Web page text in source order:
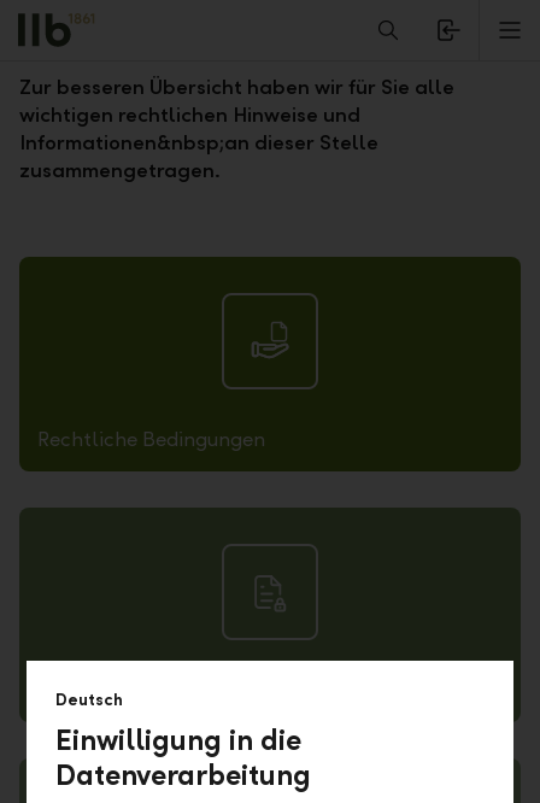
Alerts.Headline
Rechtliche Hinweise
Zur besseren Übersicht haben wir für Sie alle
wichtigen rechtlichen Hinweise und
Informationen&nbsp;an dieser Stelle
zusammengetragen.
Rechtliche Bedingungen
Datenschutzerklärung
Deutsch
Einwilligung in die
Datenverarbeitung